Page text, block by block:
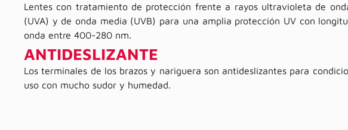
Lentes con tratamiento de protección frente a rayos ultravioleta de
(UVA) y de onda media (UVB) para una amplia protección UV con
onda entre 400-280 nm.
ANTIDESLIZANTE
Los terminales de los brazos y nariguera son antideslizantes para
uso con mucho sudor y humedad.